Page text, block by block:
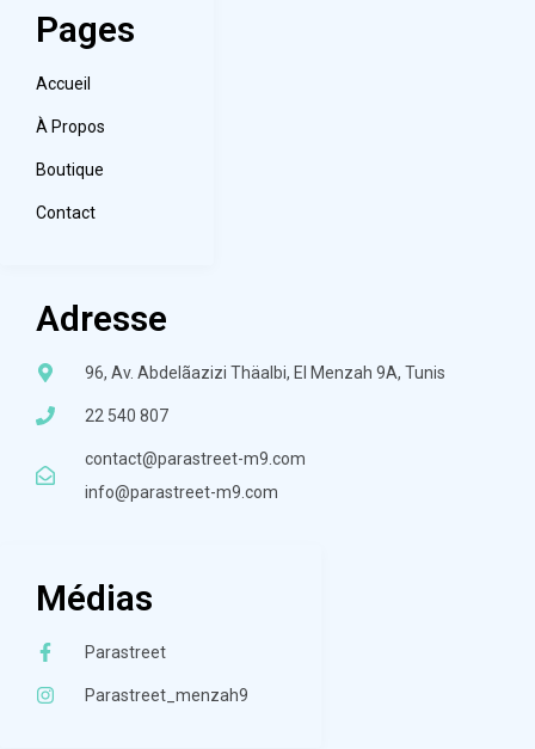
Pages
Accueil
À Propos
Boutique
Contact
Adresse
96, Av. Abdelãazizi Thäalbi, El Menzah 9A, Tunis
22 540 807
contact@parastreet-m9.com
info@parastreet-m9.com
Médias
Parastreet
Parastreet_menzah9